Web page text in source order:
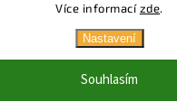
Více informacízde.
Nastavení
Souhlasím